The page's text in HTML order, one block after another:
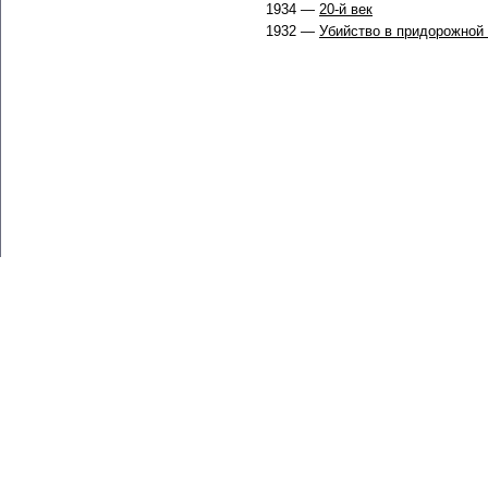
1934 — 20-й век
1932 — Убийство в придорожной